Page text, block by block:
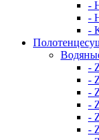
-
-
-
-
-
-
-
-
-